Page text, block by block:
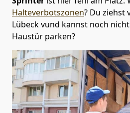
Halteverbotszonen? Du ziehst
Lübeck vund kannst noch
Haustür parken?